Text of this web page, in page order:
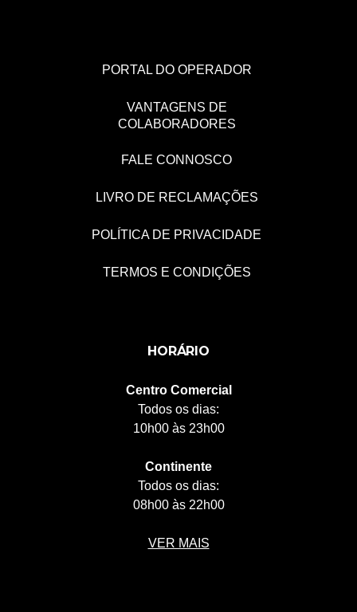
PORTAL DO OPERADOR
VANTAGENS DE
COLABORADORES
FALE CONNOSCO
LIVRO DE RECLAMAÇÕES
POLÍTICA DE PRIVACIDADE
TERMOS E CONDIÇÕES
HORÁRIO
Centro Comercial
Todos os dias:
10h00 às 23h00
Continente
Todos os dias:
08h00 às 22h00
VER MAIS